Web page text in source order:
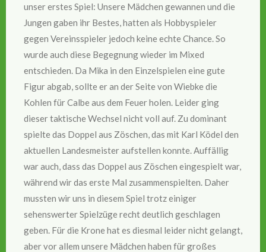
unser erstes Spiel: Unsere Mädchen gewannen und die
Jungen gaben ihr Bestes, hatten als Hobbyspieler
gegen Vereinsspieler jedoch keine echte Chance. So
wurde auch diese Begegnung wieder im Mixed
entschieden. Da Mika in den Einzelspielen eine gute
Figur abgab, sollte er an der Seite von Wiebke die
Kohlen für Calbe aus dem Feuer holen. Leider ging
dieser taktische Wechsel nicht voll auf. Zu dominant
spielte das Doppel aus Zöschen, das mit Karl Ködel den
aktuellen Landesmeister aufstellen konnte. Auffällig
war auch, dass das Doppel aus Zöschen eingespielt war,
während wir das erste Mal zusammenspielten. Daher
mussten wir uns in diesem Spiel trotz einiger
sehenswerter Spielzüge recht deutlich geschlagen
geben. Für die Krone hat es diesmal leider nicht gelangt,
aber vor allem unsere Mädchen haben für großes